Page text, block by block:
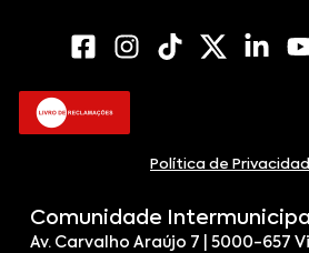
Política de
Comunidade
Av. Carvalho Araújo 7 | 5000-657